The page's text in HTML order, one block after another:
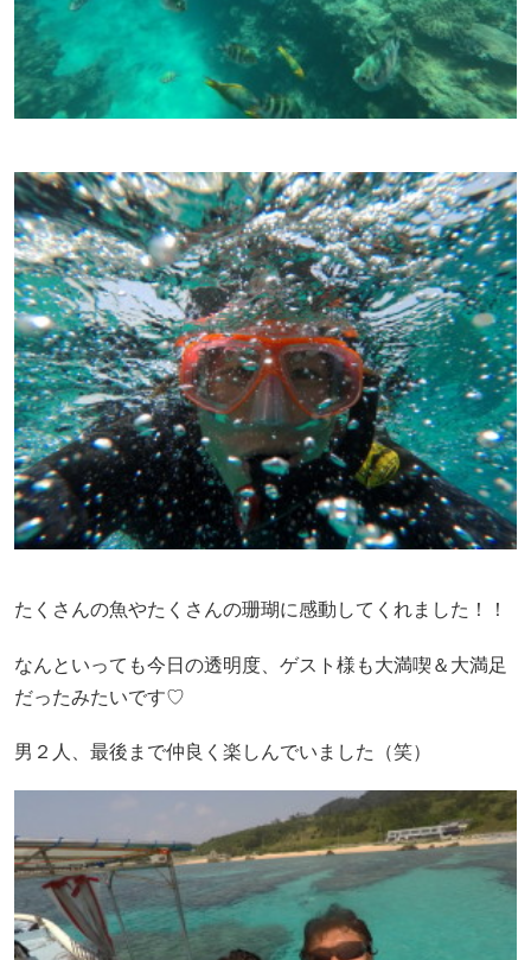
たくさんの魚やたくさんの珊瑚に感動してくれました！！
なんといっても今日の透明度、ゲスト様も大満喫＆大満足
だったみたいです♡
男２人、最後まで仲良く楽しんでいました（笑）